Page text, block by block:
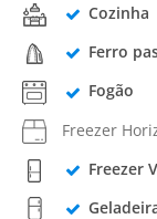
Cozinha
Ferro
Fogão
Freezer
Freezer